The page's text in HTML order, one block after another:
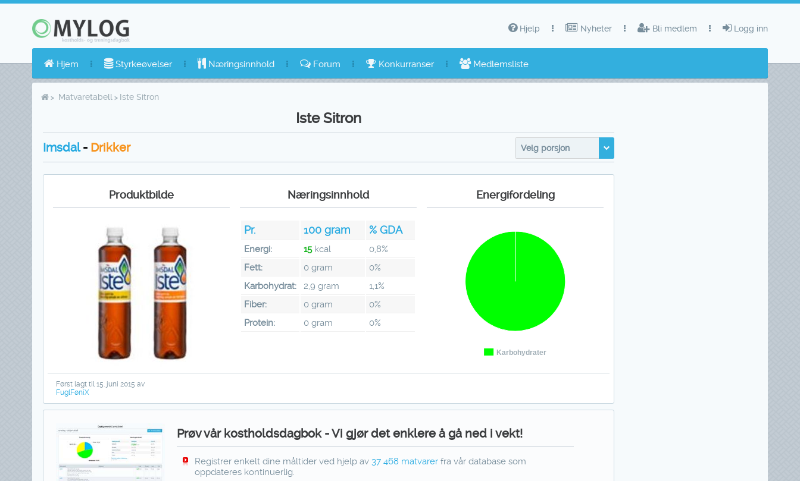
Logg inn
Bli medlem
Nyheter
Hjelp
Hjem Styrkeøvelser Næringsinnhold Forum Konkurranser Medlemsliste
Matvaretabell Iste Sitron
Iste Sitron
Imsdal- Drikker Velg porsjon
Produktbilde Næringsinnhold
Pr. 100 gram % GDA
Energi: 15kcal
0,8%
Fett:
0 gram
0%
Karbohydrat:
2,9 gram
1,1%
Fiber:
0 gram
0%
Protein:
0 gram 0%
Energifordeling
Karbohydrater
Først lagt til 15. juni 2015 av
FuglFøniX
Prøv vår kostholdsdagbok - Vi gjør det enklere å gå ned i vekt!
Registrer enkelt dine måltider ved hjelp av 37 468 matvarerfra vår database som
oppdateres kontinuerlig.